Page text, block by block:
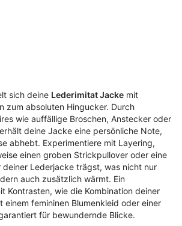
sich deine Lederimitat Jacke mit
zum absoluten Hingucker. Durch
wie auffällige Broschen, Anstecker oder
deine Jacke eine persönliche Note,
abhebt. Experimentiere mit Layering,
einen groben Strickpullover oder eine
deiner Lederjacke trägst, was nicht nur
auch zusätzlich wärmt. Ein
Kontrasten, wie die Kombination deiner
femininen Blumenkleid oder einer
für bewundernde Blicke.